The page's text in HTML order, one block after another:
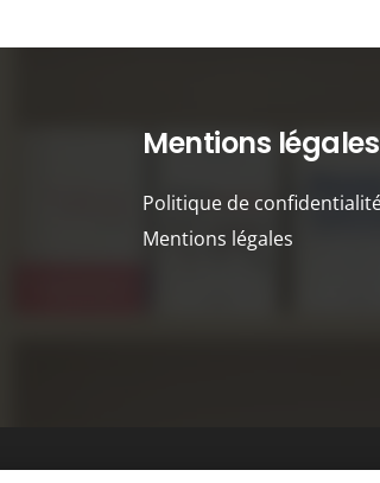
Mentions légales
Politique de
Mentions légales